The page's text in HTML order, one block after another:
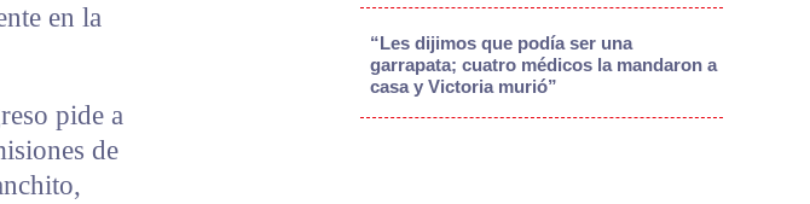
en la
pide a
de
“Les dijimos que podía ser una
garrapata; cuatro médicos la mandaron a
casa y Victoria murió”